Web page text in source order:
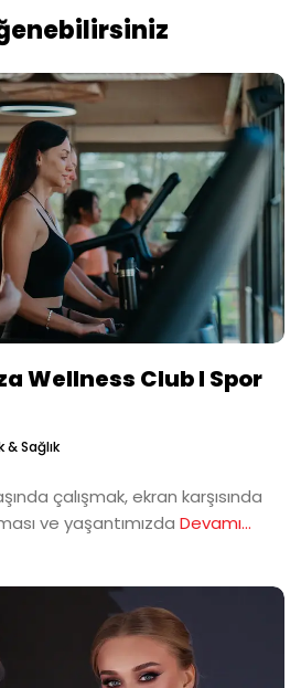
Wellness Club I Spor
& Sağlık
çalışmak, ekran karşısında
ve yaşantımızda Devamı...